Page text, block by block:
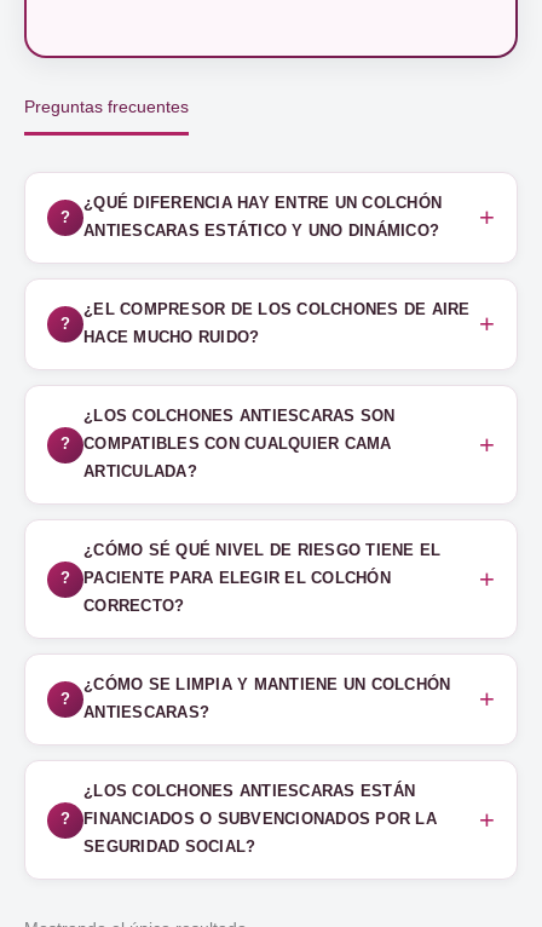
Preguntas frecuentes
¿QUÉ DIFERENCIA HAY ENTRE UN COLCHÓN
ANTIESCARAS ESTÁTICO Y UNO DINÁMICO?
¿EL COMPRESOR DE LOS COLCHONES DE AIRE
HACE MUCHO RUIDO?
¿LOS COLCHONES ANTIESCARAS SON
COMPATIBLES CON CUALQUIER CAMA
ARTICULADA?
¿CÓMO SÉ QUÉ NIVEL DE RIESGO TIENE EL
PACIENTE PARA ELEGIR EL COLCHÓN
CORRECTO?
¿CÓMO SE LIMPIA Y MANTIENE UN COLCHÓN
ANTIESCARAS?
¿LOS COLCHONES ANTIESCARAS ESTÁN
FINANCIADOS O SUBVENCIONADOS POR LA
SEGURIDAD SOCIAL?